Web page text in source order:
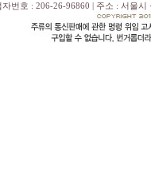
번호 : 206-26-96860 | 주소 : 서울